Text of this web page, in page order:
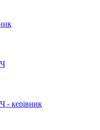
керівник